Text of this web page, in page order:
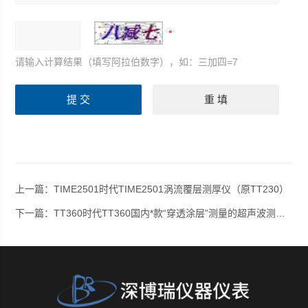
请输入计算结果（填写阿拉伯数字），如：三加四=7
上一篇：TIME2501时代TIME2501涡流覆层测厚仪（原TT230）
下一篇：TT360时代TT360国内*款“穿透涂层”测量的超声波测厚仪（新品）